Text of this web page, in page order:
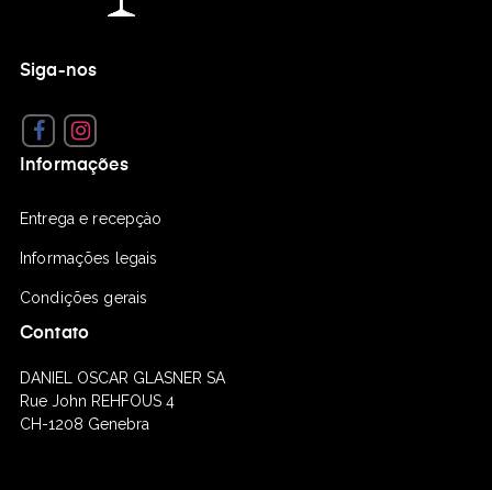
Siga-nos
Facebook
Informações
Entrega e recepçào
Informações legais
Condições gerais
Contato
DANIEL OSCAR GLASNER SA
Rue John REHFOUS 4
CH-1208 Genebra